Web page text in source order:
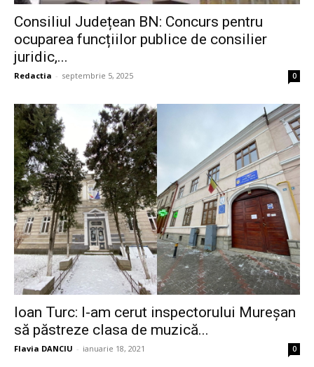
Consiliul Județean BN: Concurs pentru
ocuparea funcțiilor publice de consilier
juridic,...
Redactia - septembrie 5, 2025 0
Ioan Turc: I-am cerut inspectorului Mureșan
să păstreze clasa de muzică...
Flavia DANCIU - ianuarie 18, 2021 0